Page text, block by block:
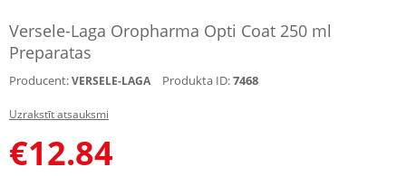
Versele-Laga Oropharma Opti Coat 250 ml
Preparatas
Producent:VERSELE-LAGA Produkta ID:7468
Uzrakstīt atsauksmi
€12.84